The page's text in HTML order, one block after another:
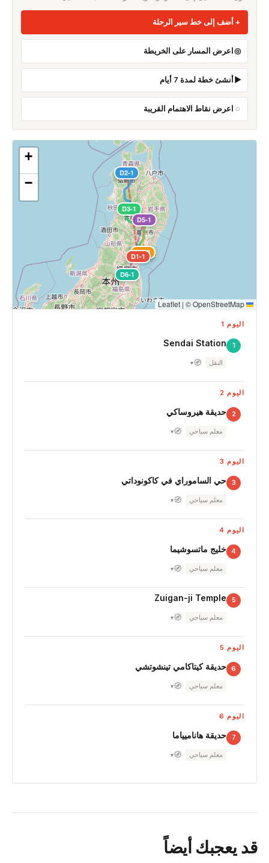
أضف إلى خط سير الرحلة
اعرض المسار على الخريطة
أنشئ خطة لمدة 7 أيام
اعرض نقاط الاهتمام القريبة
D1-1
D2-1
D3-1
D4-1
D4-2
D5-1
D6-1
+
−
| ©OpenStreetMap
اليوم 1
1
Sendai Station
النقل 🧭
▾
اليوم 2
2 حديقة هيروساكي
معلم سياحي 🧭
▾
اليوم 3
3 حي الساموراي في كاكونوداتي
معلم سياحي 🧭
▾
اليوم 4
4 خليج ماتسوشيما
معلم سياحي 🧭
▾
5
Zuigan-ji Temple
معلم سياحي 🧭
▾
اليوم 5
6 حديقة كيتاكامي تينشوتشي
معلم سياحي 🧭
▾
اليوم 6
7 حديقة هاناميياما
معلم سياحي 🧭
▾
قد يعجبك أيضاً